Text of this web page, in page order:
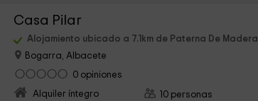
Casa Pilar
Alojamiento ubicado a 7.1km de Paterna De Madera
Bogarra, Albacete
0 opiniones
Alquiler íntegro
10 personas